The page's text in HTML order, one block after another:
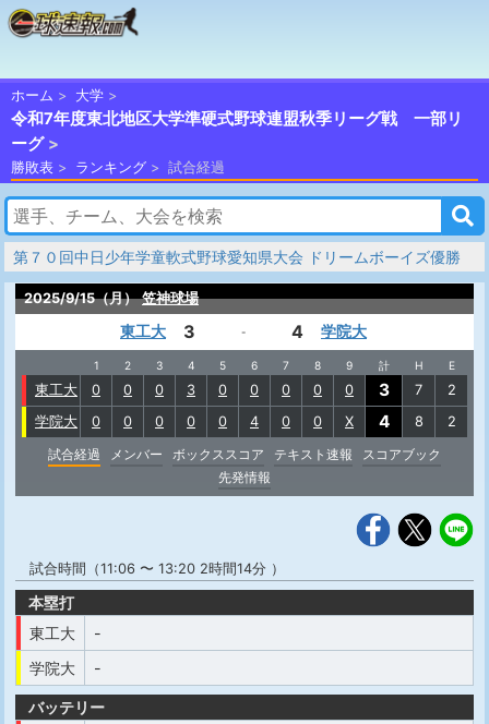
ホーム 大学
令和7年度東北地区大学準硬式野球連盟秋季リーグ戦 一部リ
ーグ
勝敗表 ランキング 試合経過
第７０回中日少年学童軟式野球愛知県大会 ドリームボーイズ優勝
2025/9/15（月） 笠神球場
東工大 3 - 4 学院大
1 2 3 4 5 6 7 8 9 計 H E
東工大 0 0 0 3 0 0 0 0 0 3 7
2
学院大
0 0 0 0 0 4 0 0 X 4 8
2
試合経過
メンバー ボックススコア テキスト速報
スコアブック
先発情報
試合時間（11:06 〜 13:20 2時間14分 ）
本塁打
東工大
-
学院大
-
バッテリー